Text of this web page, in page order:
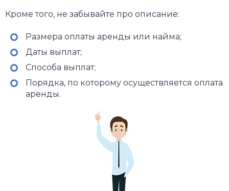
Кроме того, не забывайте про описание:
Размера оплаты аренды или найма;
Даты выплат;
Способа выплат;
Порядка, по которому осуществляется оплата
аренды.